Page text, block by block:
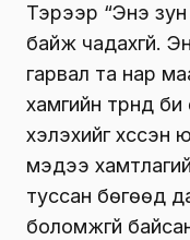
Тэрээр “Энэ
байж чадахгүй.
гарвал та нар
хамгийн түрүүнд
хэлэхийг хүссэн
мэдээ
туссан бөгөөд
боломжгүй